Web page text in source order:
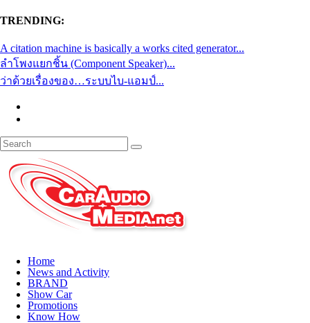
TRENDING:
A citation machine is basically a works cited generator...
ลำโพงแยกชิ้น (Component Speaker)...
ว่าด้วยเรื่องของ…ระบบไบ-แอมป์...
Home
News and Activity
BRAND
Show Car
Promotions
Know How